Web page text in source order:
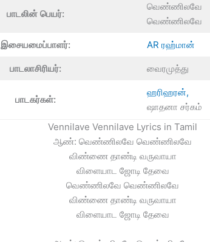
பாடலின் பெயர்:
வெண்ணிலவே
வெண்ணிலவே
இசையமைப்பாளர்: AR ரஹ்மான்
பாடலாசிரியர்: வைரமுத்து
பாடகர்கள்:
ஹரிஹரன்,
ஷாதனா சர்கம்
Vennilave Vennilave Lyrics in Tamil
ஆண்: வெண்ணிலவே வெண்ணிலவே
விண்ணை தாண்டி வருவாயா
விளையாட ஜோடி தேவை
வெண்ணிலவே வெண்ணிலவே
விண்ணை தாண்டி வருவாயா
விளையாட ஜோடி தேவை